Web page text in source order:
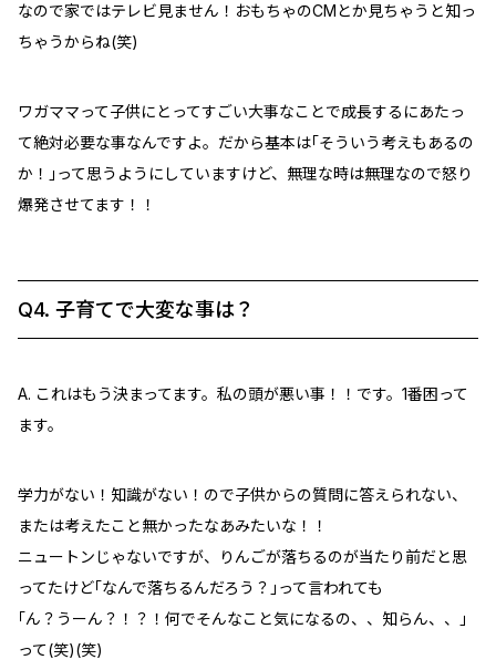
なので家ではテレビ見ません！おもちゃのCMとか見ちゃうと知っ
ちゃうからね(笑)
ワガママって子供にとってすごい大事なことで成長するにあたっ
て絶対必要な事なんですよ。だから基本は｢そういう考えもあるの
か！｣って思うようにしていますけど、無理な時は無理なので怒り
爆発させてます！！
Q4. 子育てで大変な事は？
A. これはもう決まってます。私の頭が悪い事！！です。1番困って
ます。
学力がない！知識がない！ので子供からの質問に答えられない、
または考えたこと無かったなあみたいな！！
ニュートンじゃないですが、りんごが落ちるのが当たり前だと思
ってたけど｢なんで落ちるんだろう？｣って言われても
｢ん？うーん？！？！何でそんなこと気になるの、、知らん、、｣
って(笑)(笑)